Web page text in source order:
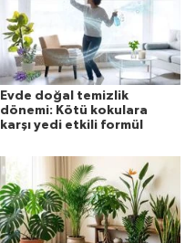
Evde doğal temizlik
dönemi: Kötü kokulara
karşı yedi etkili formül